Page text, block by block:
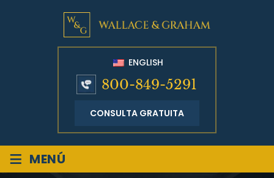
ENGLISH
800-849-5291
CONSULTA GRATUITA
≡ MENÚ